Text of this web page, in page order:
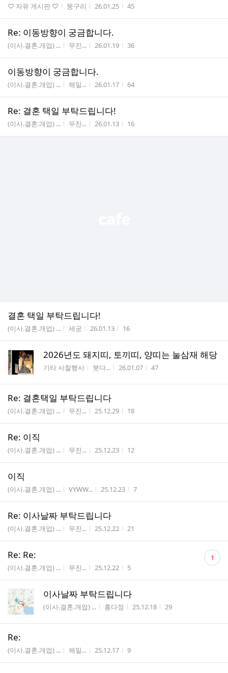
게시판명
♡ 자유 게시판 ♡ 작성자
뚱구리 작성시간
26.01.25 조회수
45
Re: 이동방향이 궁금합니다.
게시판명
(이사.결혼.개업) ... 작성자
무진... 작성시간
26.01.19 조회수
36
이동방향이 궁금합니다.
게시판명
(이사.결혼.개업) ... 작성자
해밀... 작성시간
26.01.17 조회수
64
Re: 결혼 택일 부탁드립니다!
게시판명
(이사.결혼.개업) ... 작성자
무진... 작성시간
26.01.13 조회수
16
결혼 택일 부탁드립니다!
게시판명
(이사.결혼.개업) ... 작성자
세궁 작성시간
26.01.13 조회수
16
2026년도 돼지띠, 토끼띠, 양띠는 눌삼재 해당
게시판명
기타 사찰행사 작성자
붓다... 작성시간
26.01.07 조회수
47
Re: 결혼택일 부탁드립니다
게시판명
(이사.결혼.개업) ... 작성자
무진... 작성시간
25.12.29 조회수
18
Re: 이직
게시판명
(이사.결혼.개업) ... 작성자
무진... 작성시간
25.12.23 조회수
12
이직
게시판명
(이사.결혼.개업) ... 작성자
VYWW... 작성시간
25.12.23 조회수
7
Re: 이사날짜 부탁드립니다
게시판명
(이사.결혼.개업) ... 작성자
무진... 작성시간
25.12.22 조회수
21
Re: Re:
게시판명
(이사.결혼.개업) ... 작성자
무진... 작성시간
25.12.22 조회수
5
댓
글 1
이사날짜 부탁드립니다
게시판명
(이사.결혼.개업) ... 작성자
홍다정 작성시간
25.12.18 조회수
29
Re:
게시판명
(이사.결혼.개업) ... 작성자
해밀... 작성시간
25.12.17 조회수
9